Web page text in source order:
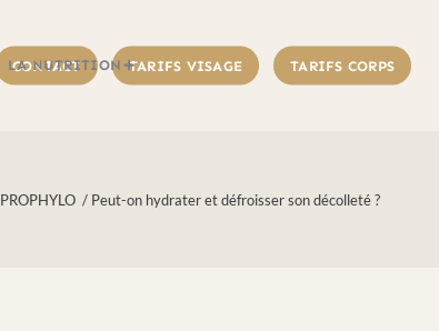
LA NUTRITION
CONTACT TARIFS VISAGE TARIFS CORPS
PROPHYLO / Peut-on hydrater et défroisser son décolleté ?